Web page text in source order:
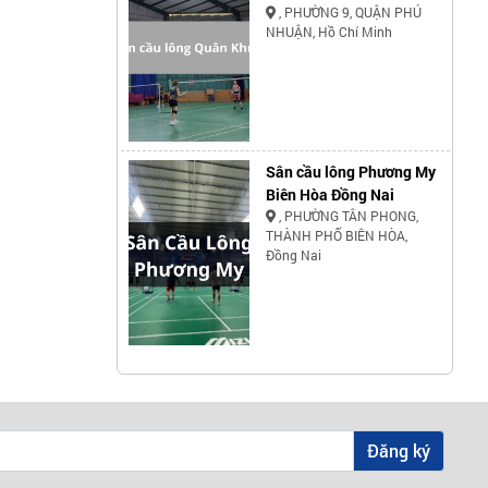
, PHƯỜNG 9, QUẬN PHÚ
NHUẬN, Hồ Chí Minh
Sân cầu lông Phương My
Biên Hòa Đồng Nai
, PHƯỜNG TÂN PHONG,
THÀNH PHỐ BIÊN HÒA,
Đồng Nai
Đăng ký